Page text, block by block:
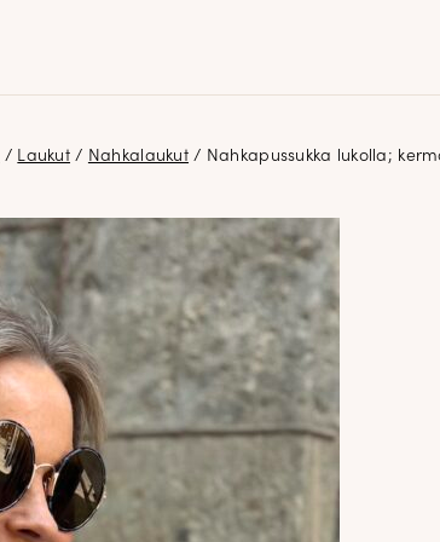
/ Laukut / Nahkalaukut/ Nahkapussukka lukolla;